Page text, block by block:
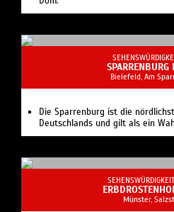
SPARRENBURG
Bielefeld, Am
Die Sparrenburg ist die
Deutschlands und gilt als ein
Münster,